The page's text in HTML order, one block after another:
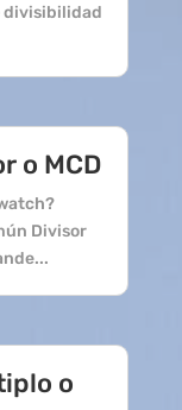
divisibilidad
o MCD
Divisor
o